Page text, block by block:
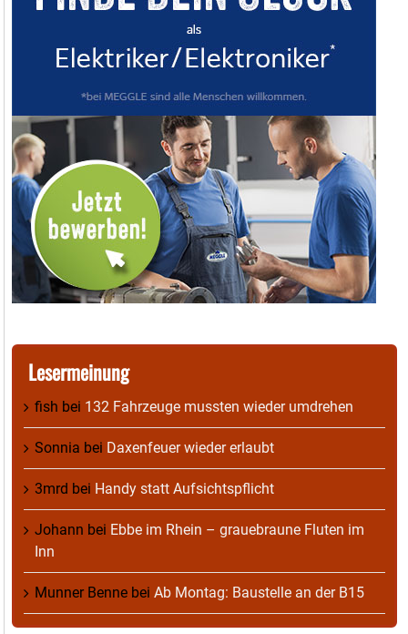
Lesermeinung
fish bei 132 Fahrzeuge mussten wieder umdrehen
Sonnia bei Daxenfeuer wieder erlaubt
3mrd bei Handy statt Aufsichtspflicht
Johann bei Ebbe im Rhein – grauebraune Fluten im
Inn
Munner Benne bei Ab Montag: Baustelle an der B15